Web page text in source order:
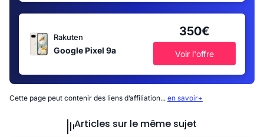
Rakuten
Google Pixel 9a
350€
Voir l'offre
Cette page peut contenir des liens d’affiliation... en savoir+
Articles sur le même sujet